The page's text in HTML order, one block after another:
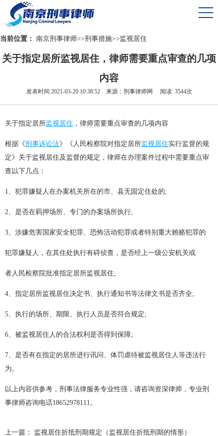
当前位置： 南京刑事律师>>刑事措施>>监视居住
关于指定居所监视居住，律师需要重点审查的几项
内容
发表时间:2021-03-20 10:38:52 来源：刑事律师网 阅读: 3544次
关于指定居所监视居住 ，律师需要重点审查的几项内容
根据《刑事诉讼法》《人民检察院对指定居所监视居住实行监督的规
定》关于监视居住及监督的规定，律师在办理案件过程中需要重点审
查以下几点：
1、犯罪嫌疑人在办案机关所在的市、县无固定住处的;
2、是否在羁押场所、专门的办案场所执行;
3、涉嫌危害国家安全犯罪、恐怖活动犯罪或者特别重大贿赂犯罪的
犯罪嫌疑人，在其住处执行有碍侦查，是否经上一级公安机关或
者人民检察院批准指定居所监视居住;
4、指定居所监视居住决定书、执行通知书等法律文书是否齐全;
5、执行的场所、期限、执行人员是否符合规定;
6、被监视居住人的合法权利是否得到保障;
7、是否有在指定的居所进行讯问、体罚虐待被监视居住人等违法行
为。
以上内容供参考，刑事法律服务专业性强，请咨询资深律师，专业刑
事律师咨询电话18652978111。
上一篇： 监视居住折抵刑期规定（监视居住折抵刑期的情形）